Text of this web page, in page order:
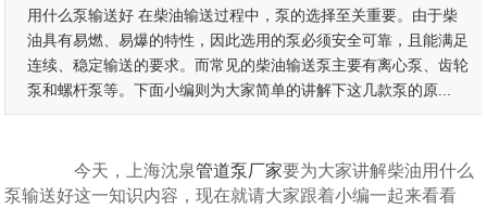
用什么泵输送好 在柴油输送过程中，泵的选择至关重要。由于柴
油具有易燃、易爆的特性，因此选用的泵必须安全可靠，且能满足
连续、稳定输送的要求。而常见的柴油输送泵主要有离心泵、齿轮
泵和螺杆泵等。下面小编则为大家简单的讲解下这几款泵的原...
今天，上海沈泉管道泵厂家要为大家讲解柴油用什么
泵输送好这一知识内容，现在就请大家跟着小编一起来看看